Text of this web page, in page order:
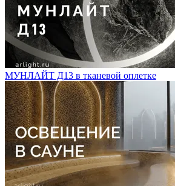
МУНЛАЙТ Д13 в тканевой оплетке